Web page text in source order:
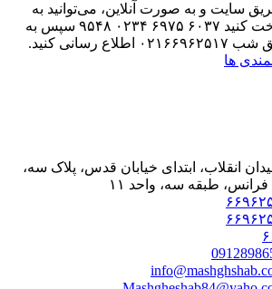
سایت و به صورت آنلاین، می‌توانید به
کارت مشق شب پرداخت کنید ۶۰۳۷ ۶۹۷۵ ۰۲۳۴ ۹۵۴۸ سپس به
کنید.
ها
انقلاب، ابتدای خیابان قدس، پلاک سه،
طبقه سه، واحد ۱۱